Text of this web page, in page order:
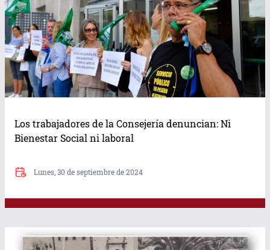
Los trabajadores de la Consejería denuncian: Ni
Bienestar Social ni laboral
Lunes, 30 de septiembre de 2024